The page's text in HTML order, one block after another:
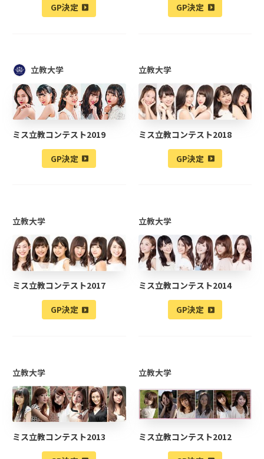
GP決定 GP決定
立教大学
ミス立教コンテスト2019
GP決定
立教大学
ミス立教コンテスト2018
GP決定
立教大学
ミス立教コンテスト2017
GP決定
立教大学
ミス立教コンテスト2014
GP決定
立教大学
ミス立教コンテスト2013
立教大学
ミス立教コンテスト2012